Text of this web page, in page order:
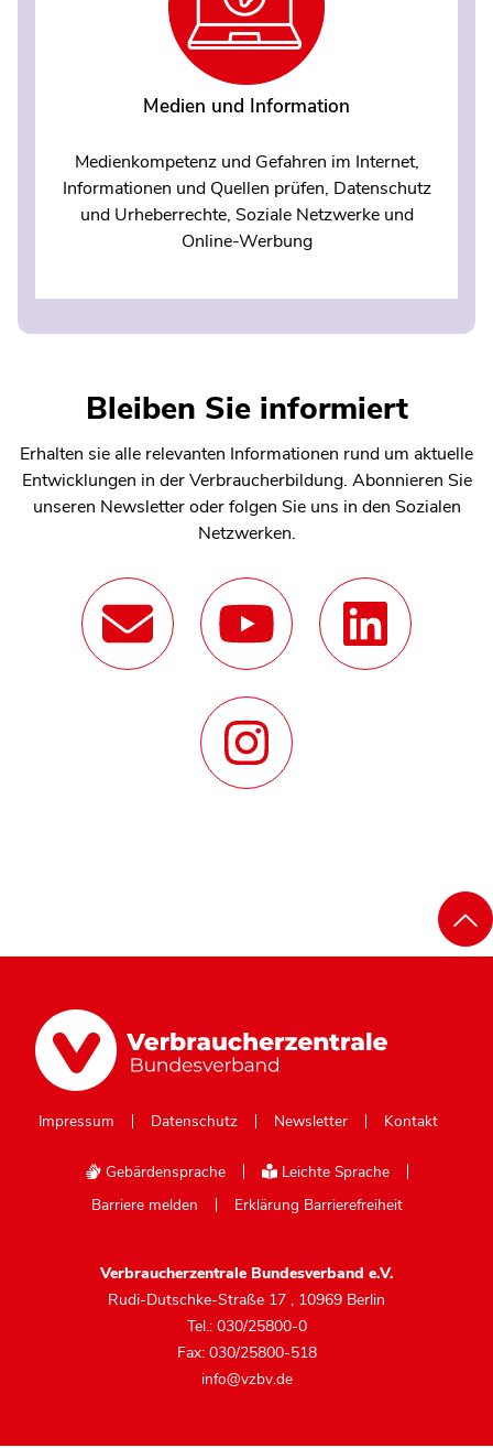
Medien und Information
Medienkompetenz und Gefahren im Internet,
Informationen und Quellen prüfen, Datenschutz
und Urheberrechte, Soziale Netzwerke und
Online-Werbung
Bleiben Sie informiert
Erhalten sie alle relevanten Informationen rund um aktuelle
Entwicklungen in der Verbraucherbildung. Abonnieren Sie
unseren Newsletter oder folgen Sie uns in den Sozialen
Netzwerken.
Impressum Datenschutz Newsletter Kontakt
Gebärdensprache
Leichte Sprache
Barriere melden
Erklärung Barrierefreiheit
Verbraucherzentrale Bundesverband e.V.
Rudi-Dutschke-Straße 17 , 10969 Berlin
Tel.: 030/25800-0
Fax: 030/25800-518
info@vzbv.de